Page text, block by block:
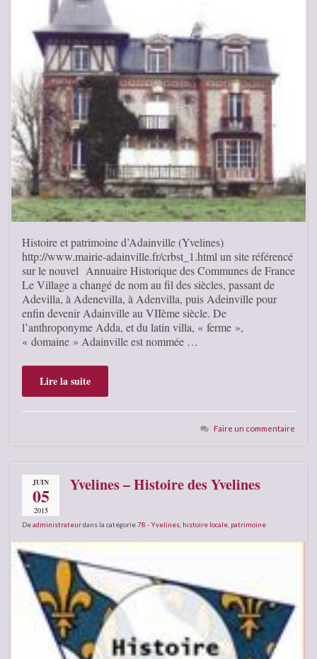
Histoire et patrimoine d’Adainville (Yvelines)
http://www.mairie-adainville.fr/crbst_1.html un site référencé
sur le nouvel Annuaire Historique des Communes de France
Le Village a changé de nom au fil des siècles, passant de
Adevilla, à Adenevilla, à Adenvilla, puis Adeinville pour
enfin devenir Adainville au VIIème siècle. De
l’anthroponyme Adda, et du latin villa, « ferme »,
« domaine » Adainville est nommée …
Lire la suite
Faire un commentaire
JUIN
05
2015
Yvelines – Histoire des Yvelines
Deadministrateurdans la catégorie78 - Yvelines histoire locale patrimoine